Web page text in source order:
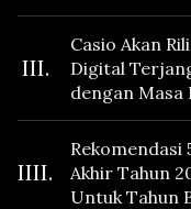
III.
Casio Akan
Digital
dengan Masa
Fitur
IIII.
Rekomendasi
Akhir Tahun
Untuk Tahun